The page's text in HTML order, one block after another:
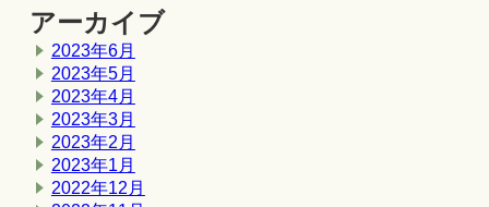
アーカイブ
2023年6月
2023年5月
2023年4月
2023年3月
2023年2月
2023年1月
2022年12月